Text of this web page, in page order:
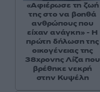
«Αφιέρωσε τη ζωή
της στο να βοηθά
ανθρώπους που
είχαν ανάγκη» - Η
πρώτη δήλωση της
οικογένειας της
38χρονης Λίζα που
βρέθηκε νεκρή
στην Κυψέλη